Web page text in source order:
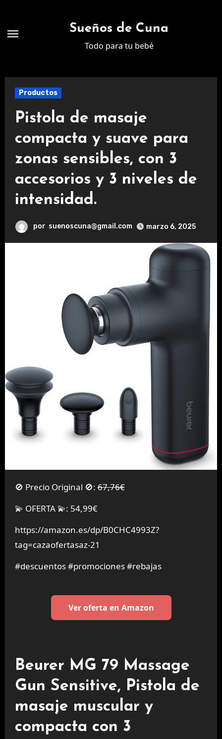
contenido
Sueños de Cuna
Todo para tu bebé
Productos
Pistola de masaje
compacta y suave para
zonas sensibles, con 3
accesorios y 3 niveles de
intensidad.
por suenoscuna@gmail.com marzo 6, 2025
🚫 Precio Original 🚫:67,76€
💫 OFERTA 💫: 54,99€
https://amazon.es/dp/B0CHC4993Z?
tag=cazaofertasaz-21
#descuentos #promociones #rebajas
Ver oferta en Amazon
Beurer MG 79 Massage
Gun Sensitive, Pistola de
masaje muscular y
compacta con 3